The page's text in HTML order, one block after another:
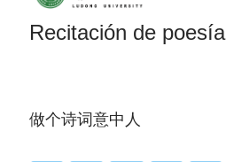
Recitación de poesía
做个诗词意中人